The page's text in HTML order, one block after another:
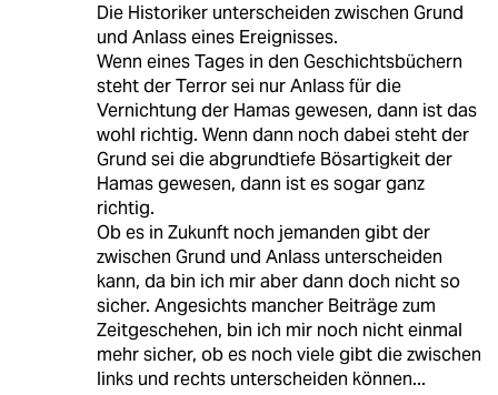
Die Historiker unterscheiden zwischen Grund
und Anlass eines Ereignisses.
Wenn eines Tages in den Geschichtsbüchern
steht der Terror sei nur Anlass für die
Vernichtung der Hamas gewesen, dann ist das
wohl richtig. Wenn dann noch dabei steht der
Grund sei die abgrundtiefe Bösartigkeit der
Hamas gewesen, dann ist es sogar ganz
richtig.
Ob es in Zukunft noch jemanden gibt der
zwischen Grund und Anlass unterscheiden
kann, da bin ich mir aber dann doch nicht so
sicher. Angesichts mancher Beiträge zum
Zeitgeschehen, bin ich mir noch nicht einmal
mehr sicher, ob es noch viele gibt die zwischen
links und rechts unterscheiden können...